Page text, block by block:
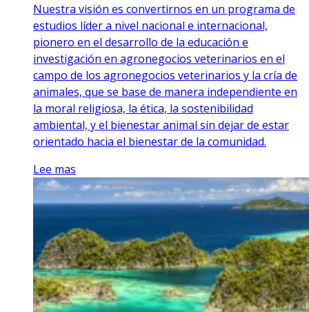
Nuestra visión es convertirnos en un programa de
estudios líder a nivel nacional e internacional,
pionero en el desarrollo de la educación e
investigación en agronegocios veterinarios en el
campo de los agronegocios veterinarios y la cría de
animales, que se base de manera independiente en
la moral religiosa, la ética, la sostenibilidad
ambiental, y el bienestar animal sin dejar de estar
orientado hacia el bienestar de la comunidad.
Lee mas